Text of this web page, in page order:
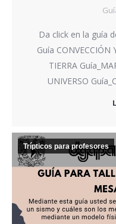
Da click en la guía
Guía CONVECCIÓN
TIERRA
UNIVERSO
Trípticos para profesores